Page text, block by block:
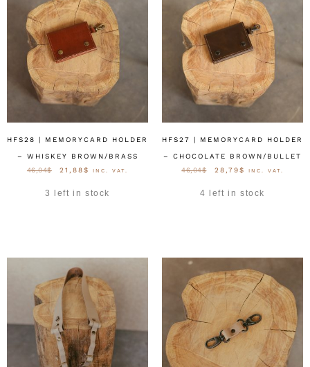
HFS28 | MEMORYCARD HOLDER
– WHISKEY BROWN/BRASS
46,04$ 21,88$ INC. VAT.
3 left in stock
HFS27 | MEMORYCARD HOLDER
– CHOCOLATE BROWN/BULLET
46,04$ 28,79$ INC. VAT.
4 left in stock